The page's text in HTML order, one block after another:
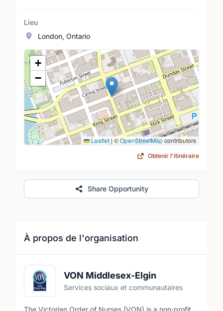
À propos de l'organisation
VON Middlesex-Elgin
Services sociaux et communautaires
The Victorian Order of Nurses (VON) is a non‑profit
Lieu
London, Ontario
Lieu
+
−
Leaflet |©OpenStreetMapcontributors
Obtenir l'itinéraire
Share Opportunity